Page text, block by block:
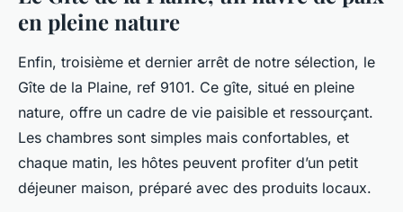
en pleine nature
Enfin, troisième et dernier arrêt de notre sélection, le
Gîte de la Plaine, ref 9101. Ce gîte, situé en pleine
nature, offre un cadre de vie paisible et ressourçant.
Les chambres sont simples mais confortables, et
chaque matin, les hôtes peuvent profiter d’un petit
déjeuner maison, préparé avec des produits locaux.